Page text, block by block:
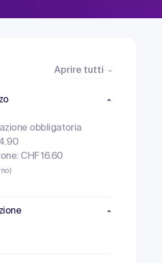
Aprire tutti
obbligatoria
CHF 16.60